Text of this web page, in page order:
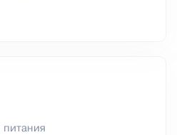
питания